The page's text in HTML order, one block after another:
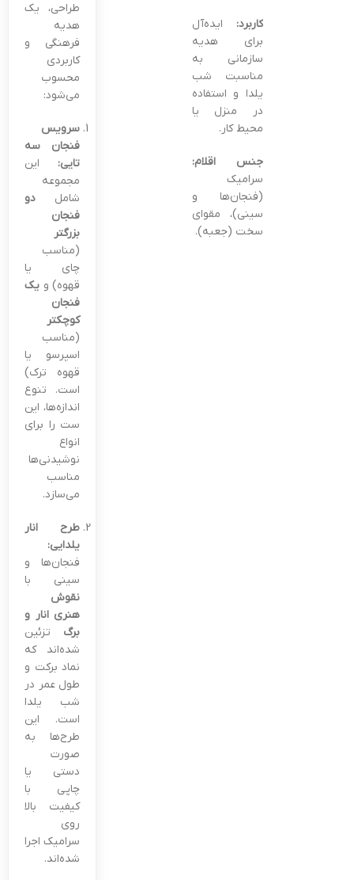
کاربرد: ایده‌آل
برای هدیه
سازمانی به
مناسبت شب
یلدا و استفاده
در منزل یا
محیط کار.
جنس اقلام:
سرامیک
(فنجان‌ها و
سینی)، مقوای
سخت (جعبه).
طراحی، یک
هدیه
فرهنگی و
کاربردی
محسوب
می‌شود:
سرویس
فنجان سه
تایی: این
مجموعه
شامل دو
فنجان
بزرگتر
(مناسب
چای یا
قهوه) و یک
فنجان
کوچکتر
(مناسب
اسپرسو یا
قهوه ترک)
است. تنوع
اندازه‌ها، این
ست را برای
انواع
نوشیدنی‌ها
مناسب
می‌سازد.
طرح انار
یلدایی:
فنجان‌ها و
سینی با
نقوش
هنری انار و
برگ تزئین
شده‌اند که
نماد برکت و
طول عمر در
شب یلدا
است. این
طرح‌ها به
صورت
دستی یا
چاپی با
کیفیت بالا
روی
سرامیک اجرا
شده‌اند.